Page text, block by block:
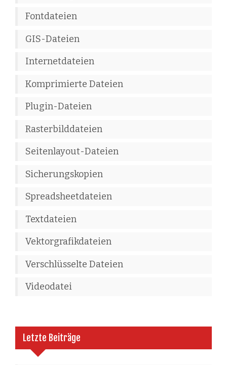
Fontdateien
GIS-Dateien
Internetdateien
Komprimierte Dateien
Plugin-Dateien
Rasterbilddateien
Seitenlayout-Dateien
Sicherungskopien
Spreadsheetdateien
Textdateien
Vektorgrafikdateien
Verschlüsselte Dateien
Videodatei
Letzte Beiträge